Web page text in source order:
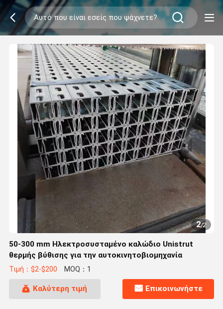
2/2
50-300 mm Ηλεκτροσυσταμένο καλώδιο Unistrut
θερμής βύθισης για την αυτοκινητοβιομηχανία
Τιμή：$2-$200 MOQ：1
Καλύτερη τιμή Επικοινωνήστε